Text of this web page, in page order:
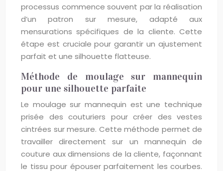
processus commence souvent par la réalisation
d’un patron sur mesure, adapté aux
mensurations spécifiques de la cliente. Cette
étape est cruciale pour garantir un ajustement
parfait et une silhouette flatteuse.
Méthode de moulage sur mannequin
pour une silhouette parfaite
Le moulage sur mannequin est une technique
prisée des couturiers pour créer des vestes
cintrées sur mesure. Cette méthode permet de
travailler directement sur un mannequin de
couture aux dimensions de la cliente, façonnant
le tissu pour épouser parfaitement les courbes.